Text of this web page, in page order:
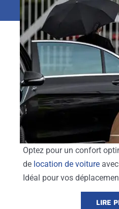
Optez pour un confort
de location de voiture
Idéal pour vos
LIRE